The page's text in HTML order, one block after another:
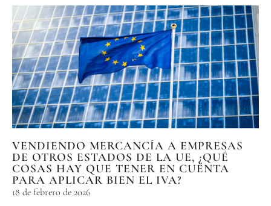
VENDIENDO MERCANCÍA A EMPRESAS
DE OTROS ESTADOS DE LA UE, ¿QUÉ
COSAS HAY QUE TENER EN CUENTA
PARA APLICAR BIEN EL IVA?
18 de febrero de 2026